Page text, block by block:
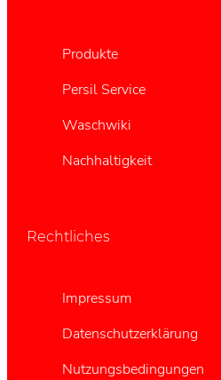
Produkte
Persil Service
Waschwiki
Nachhaltigkeit
Rechtliches
Impressum
Datenschutzerklärung
Nutzungsbedingungen